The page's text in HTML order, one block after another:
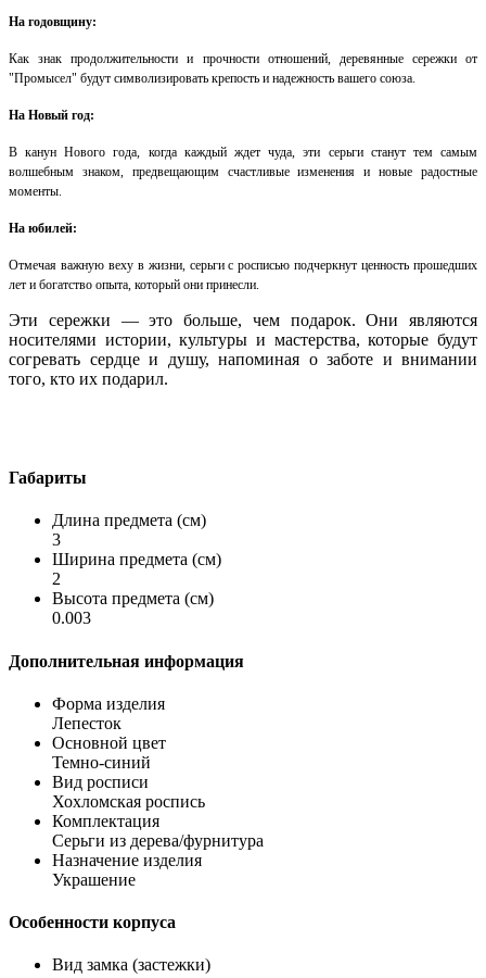
На годовщину:
Как знак продолжительности и прочности отношений, деревянные сережки от
"Промысел" будут символизировать крепость и надежность вашего союза.
На Новый год:
В канун Нового года, когда каждый ждет чуда, эти серьги станут тем самым
волшебным знаком, предвещающим счастливые изменения и новые радостные
моменты.
На юбилей:
Отмечая важную веху в жизни, серьги с росписью подчеркнут ценность прошедших
лет и богатство опыта, который они принесли.
Эти сережки — это больше, чем подарок. Они являются
носителями истории, культуры и мастерства, которые будут
согревать сердце и душу, напоминая о заботе и внимании
того, кто их подарил.
Габариты
Длина предмета (см)
3
Ширина предмета (см)
2
Высота предмета (см)
0.003
Дополнительная информация
Форма изделия
Лепесток
Основной цвет
Темно-синий
Вид росписи
Хохломская роспись
Комплектация
Серьги из дерева/фурнитура
Назначение изделия
Украшение
Особенности корпуса
Вид замка (застежки)